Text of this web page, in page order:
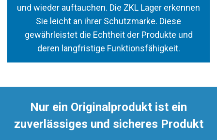
und wieder auftauchen. Die ZKL Lager erkennen
Sie leicht an ihrer Schutzmarke. Diese
gewährleistet die Echtheit der Produkte und
deren langfristige Funktionsfähigkeit.
Nur ein Originalprodukt ist ein
zuverlässiges und sicheres Produkt